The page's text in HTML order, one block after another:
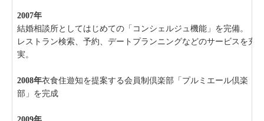
2007年
結婚相談所としてはじめての「コンシェルジュ機能」を完備。
レストラン検索、予約、デートプランニングなどのサービスを充
実。
2008年衣食住遊知を提案する会員制倶楽部「プルミエール倶楽
部」を完成